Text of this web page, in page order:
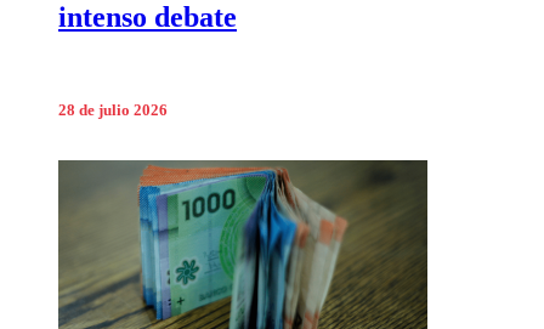
intenso debate
28 de julio 2026